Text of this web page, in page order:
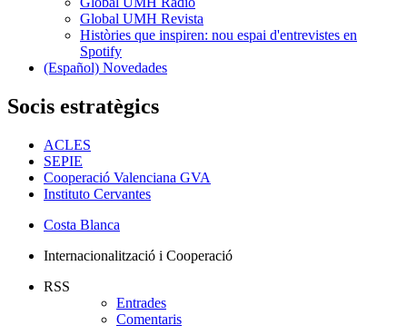
Global UMH Revista
Històries que inspiren: nou espai d'entrevistes en
Spotify
(Español) Novedades
Socis estratègics
ACLES
SEPIE
Cooperació Valenciana GVA
Instituto Cervantes
Costa Blanca
Internacionalització i Cooperació
RSS
Entrades
Comentaris